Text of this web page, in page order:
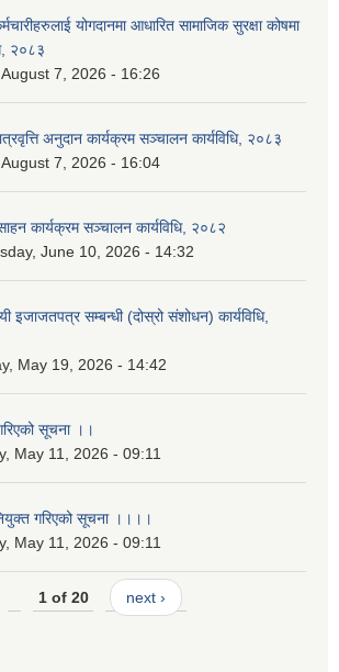
योगदानमा आधारित सामाजिक सुरक्षा कोषमा
२०८३
7, 2026 - 16:26
अनुदान कार्यक्रम सञ्चालन कार्यविधि, २०८३
7, 2026 - 16:04
कार्यक्रम सञ्चालन कार्यविधि, २०८२
June 10, 2026 - 14:32
इजाजतपत्र सम्बन्धी (दोस्रो संशोधन) कार्यविधि,
May 19, 2026 - 14:42
सूचना ।।
May 11, 2026 - 09:11
गरिएको सूचना ।।।।
May 11, 2026 - 09:11
1 of 20 next ›